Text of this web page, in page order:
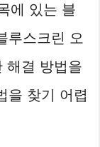
에 있는 블
루스크린 오
해결 방법을
을 찾기 어렵